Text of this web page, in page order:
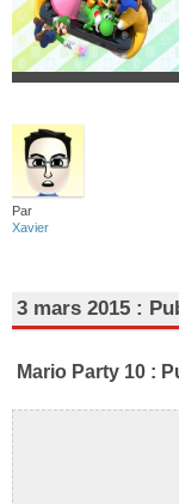
Par
Xavier
3 mars 2015 :
Mario Party 10 :